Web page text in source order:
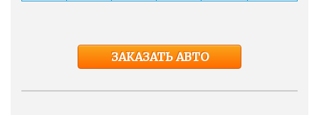
ЗАКАЗАТЬ АВТО